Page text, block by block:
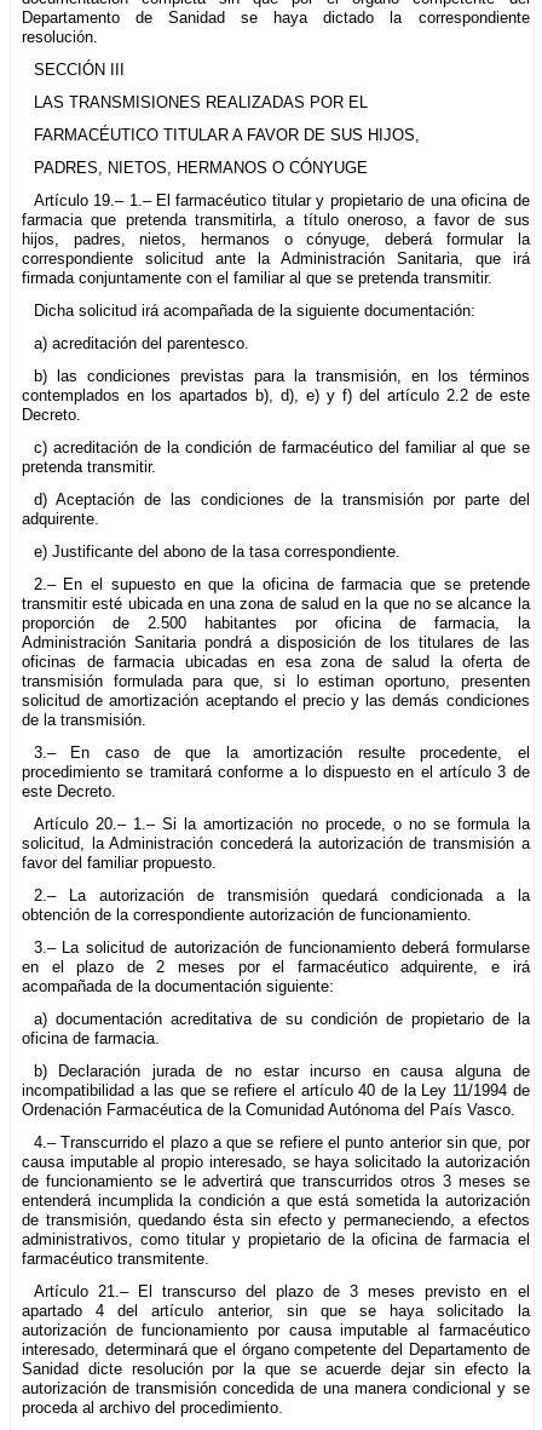
Departamento de Sanidad se haya dictado la correspondiente
resolución.
SECCIÓN III
LAS TRANSMISIONES REALIZADAS POR EL
FARMACÉUTICO TITULAR A FAVOR DE SUS HIJOS,
PADRES, NIETOS, HERMANOS O CÓNYUGE
Artículo 19.– 1.– El farmacéutico titular y propietario de una oficina de
farmacia que pretenda transmitirla, a título oneroso, a favor de sus
hijos, padres, nietos, hermanos o cónyuge, deberá formular la
correspondiente solicitud ante la Administración Sanitaria, que irá
firmada conjuntamente con el familiar al que se pretenda transmitir.
Dicha solicitud irá acompañada de la siguiente documentación:
a) acreditación del parentesco.
b) las condiciones previstas para la transmisión, en los términos
contemplados en los apartados b), d), e) y f) del artículo 2.2 de este
Decreto.
c) acreditación de la condición de farmacéutico del familiar al que se
pretenda transmitir.
d) Aceptación de las condiciones de la transmisión por parte del
adquirente.
e) Justificante del abono de la tasa correspondiente.
2.– En el supuesto en que la oficina de farmacia que se pretende
transmitir esté ubicada en una zona de salud en la que no se alcance la
proporción de 2.500 habitantes por oficina de farmacia, la
Administración Sanitaria pondrá a disposición de los titulares de las
oficinas de farmacia ubicadas en esa zona de salud la oferta de
transmisión formulada para que, si lo estiman oportuno, presenten
solicitud de amortización aceptando el precio y las demás condiciones
de la transmisión.
3.– En caso de que la amortización resulte procedente, el
procedimiento se tramitará conforme a lo dispuesto en el artículo 3 de
este Decreto.
Artículo 20.– 1.– Si la amortización no procede, o no se formula la
solicitud, la Administración concederá la autorización de transmisión a
favor del familiar propuesto.
2.– La autorización de transmisión quedará condicionada a la
obtención de la correspondiente autorización de funcionamiento.
3.– La solicitud de autorización de funcionamiento deberá formularse
en el plazo de 2 meses por el farmacéutico adquirente, e irá
acompañada de la documentación siguiente:
a) documentación acreditativa de su condición de propietario de la
oficina de farmacia.
b) Declaración jurada de no estar incurso en causa alguna de
incompatibilidad a las que se refiere el artículo 40 de la Ley 11/1994 de
Ordenación Farmacéutica de la Comunidad Autónoma del País Vasco.
4.– Transcurrido el plazo a que se refiere el punto anterior sin que, por
causa imputable al propio interesado, se haya solicitado la autorización
de funcionamiento se le advertirá que transcurridos otros 3 meses se
entenderá incumplida la condición a que está sometida la autorización
de transmisión, quedando ésta sin efecto y permaneciendo, a efectos
administrativos, como titular y propietario de la oficina de farmacia el
farmacéutico transmitente.
Artículo 21.– El transcurso del plazo de 3 meses previsto en el
apartado 4 del artículo anterior, sin que se haya solicitado la
autorización de funcionamiento por causa imputable al farmacéutico
interesado, determinará que el órgano competente del Departamento de
Sanidad dicte resolución por la que se acuerde dejar sin efecto la
autorización de transmisión concedida de una manera condicional y se
proceda al archivo del procedimiento.